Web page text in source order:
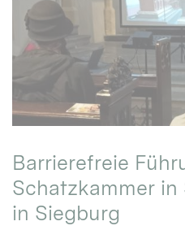
Barrierefreie
Schatzkammer
in Siegburg